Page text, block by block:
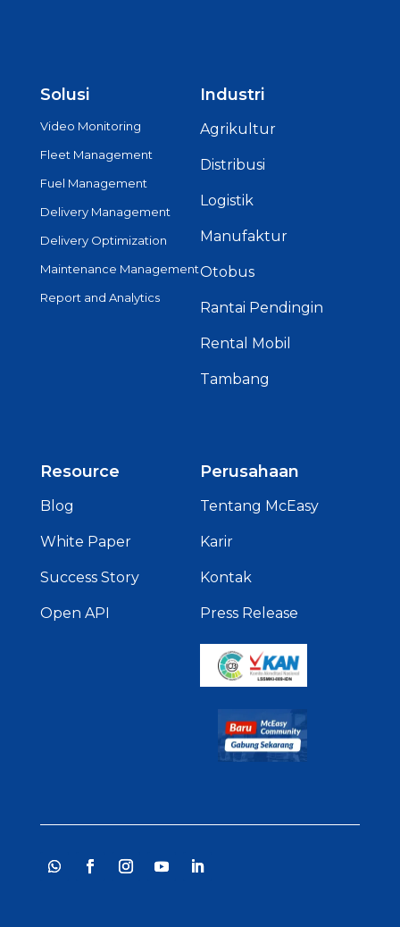
Solusi
Video Monitoring
Fleet Management
Fuel Management
Delivery Management
Delivery Optimization
Maintenance Management
Report and Analytics
Industri
Agrikultur
Distribusi
Logistik
Manufaktur
Otobus
Rantai Pendingin
Rental Mobil
Tambang
Resource
Blog
White Paper
Success Story
Open API
Perusahaan
Tentang McEasy
Karir
Kontak
Press Release